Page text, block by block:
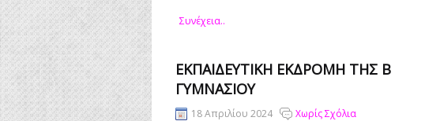
Συνέχεια..
ΕΚΠΑΙΔΕΥΤΙΚΉ ΕΚΔΡΟΜΉ ΤΗΣ Β
ΓΥΜΝΑΣΊΟΥ
18 Απριλίου 2024 Χωρίς Σχόλια